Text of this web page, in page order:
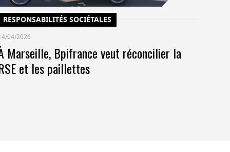
RESPONSABILITÉS SOCIÉTALES
04/2026
Marseille, Bpifrance veut réconcilier la
et les paillettes